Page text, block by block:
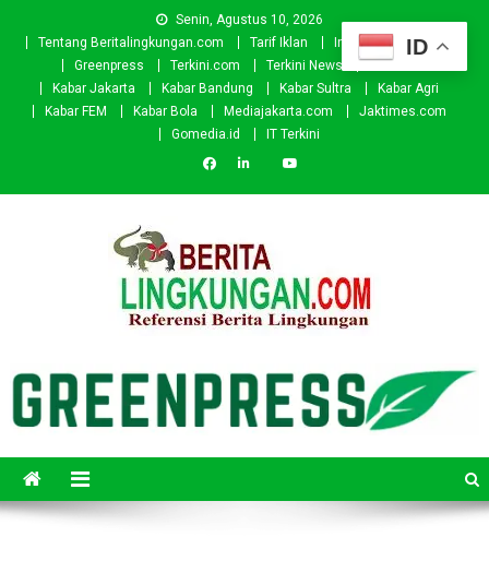
Senin, Agustus 10, 2026
Tentang Beritalingkungan.com
Tarif Iklan Investor
Donasi
Greenpress
Terkini.com Terkini News
Kabar.id
Kabar Jakarta
Kabar Bandung Kabar Sultra
Kabar Agri
Kabar FEM
Kabar Bola Mediajakarta.com
Jaktimes.com
Gomedia.id
IT Terkini
ID